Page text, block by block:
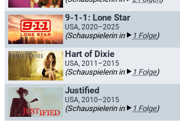
9-1-1: Lone Star
USA, 2020–2025
(Schauspielerin in 1 Folge)
Hart of Dixie
USA, 2011–2015
(Schauspielerin in 1 Folge)
Justified
USA, 2010–2015
(Schauspielerin in 1 Folge)